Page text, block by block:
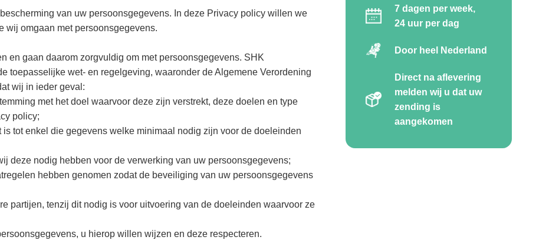
van uw persoonsgegevens. In deze Privacy policy willen we
wij omgaan met persoonsgegevens.
en gaan daarom zorgvuldig om met persoonsgegevens. SHK
toepasselijke wet- en regelgeving, waaronder de Algemene Verordening
wij in ieder geval:
met het doel waarvoor deze zijn verstrekt, deze doelen en type
policy;
tot enkel die gegevens welke minimaal nodig zijn voor de doeleinden
deze nodig hebben voor de verwerking van uw persoonsgegevens;
hebben genomen zodat de beveiliging van uw persoonsgegevens
partijen, tenzij dit nodig is voor uitvoering van de doeleinden waarvoor ze
u hierop willen wijzen en deze respecteren.
7 dagen per week,
24 uur per dag
Door heel Nederland
Direct na aflevering
melden wij u dat uw
zending is
aangekomen